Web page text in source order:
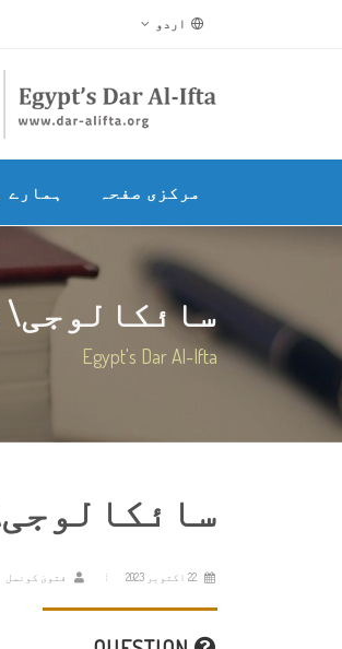
اردو
مرکزی صفحہ ہمارے
Egypt's Dar Al-Ifta
فتویٰ کونسل